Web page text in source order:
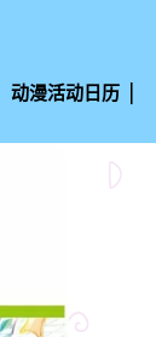
动漫活动日历